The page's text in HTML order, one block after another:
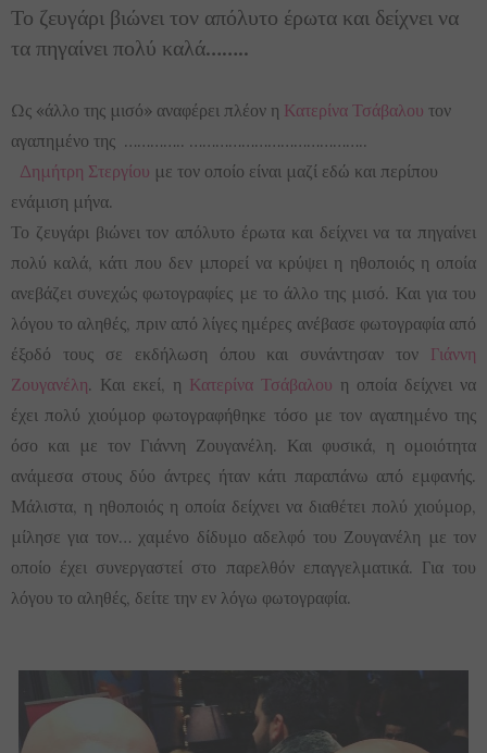
Το ζευγάρι βιώνει τον απόλυτο έρωτα και δείχνει να
τα πηγαίνει πολύ καλά……..
Ως «άλλο της μισό» αναφέρει πλέον η Κατερίνα Τσάβαλου τον
αγαπημένο της ………….. …………………………………..
Δημήτρη Στεργίου με τον οποίο είναι μαζί εδώ και περίπου
ενάμιση μήνα.
Το ζευγάρι βιώνει τον απόλυτο έρωτα και δείχνει να τα πηγαίνει
πολύ καλά, κάτι που δεν μπορεί να κρύψει η ηθοποιός η οποία
ανεβάζει συνεχώς φωτογραφίες με το άλλο της μισό. Και για του
λόγου το αληθές, πριν από λίγες ημέρες ανέβασε φωτογραφία από
έξοδό τους σε εκδήλωση όπου και συνάντησαν τον Γιάννη
Ζουγανέλη. Και εκεί, η Κατερίνα Τσάβαλου η οποία δείχνει να
έχει πολύ χιούμορ φωτογραφήθηκε τόσο με τον αγαπημένο της
όσο και με τον Γιάννη Ζουγανέλη. Και φυσικά, η ομοιότητα
ανάμεσα στους δύο άντρες ήταν κάτι παραπάνω από εμφανής.
Μάλιστα, η ηθοποιός η οποία δείχνει να διαθέτει πολύ χιούμορ,
μίλησε για τον… χαμένο δίδυμο αδελφό του Ζουγανέλη με τον
οποίο έχει συνεργαστεί στο παρελθόν επαγγελματικά. Για του
λόγου το αληθές, δείτε την εν λόγω φωτογραφία.